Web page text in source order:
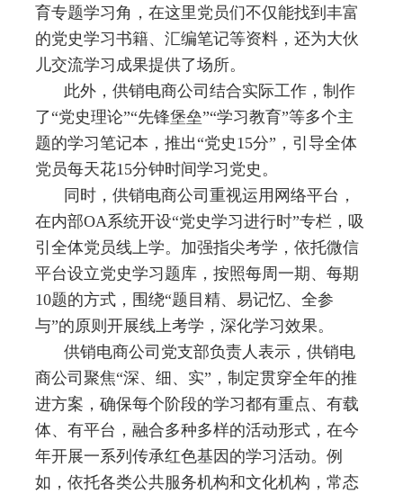
育专题学习角，在这里党员们不仅能找到丰富
的党史学习书籍、汇编笔记等资料，还为大伙
儿交流学习成果提供了场所。
此外，供销电商公司结合实际工作，制作
了“党史理论”“先锋堡垒”“学习教育”等多个主
题的学习笔记本，推出“党史 15分” ，引导全体
党员每天花15分钟时间学习党史。
同时，供销电商公司重视运用网络平台，
在内部OA系统开设“党史学习进行时”专栏，吸
引全体党员线上学。加强指尖考学，依托微信
平台设立党史学习题库，按照每周一期、每期
10题的方式，围绕“题目精、易记忆、全参
与”的原则开展线上考学，深化学习效果。
供销电商公司党支部负责人表示，供销电
商公司聚焦“深、细、实” ，制定贯穿全年的推
进方案，确保每个阶段的学习都有重点、有载
体、有平台，融合多种多样的活动形式，在今
年开展一系列传承红色基因的学习活动。例
如，依托各类公共服务机构和文化机构，常态